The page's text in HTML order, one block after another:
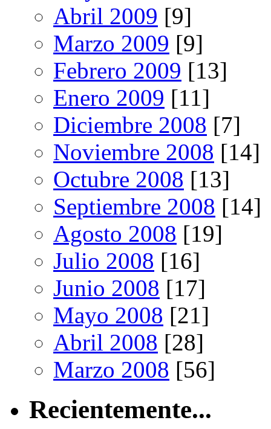
Abril 2009 [9]
Marzo 2009 [9]
Febrero 2009 [13]
Enero 2009 [11]
Diciembre 2008 [7]
Noviembre 2008 [14]
Octubre 2008 [13]
Septiembre 2008 [14]
Agosto 2008 [19]
Julio 2008 [16]
Junio 2008 [17]
Mayo 2008 [21]
Abril 2008 [28]
Marzo 2008 [56]
Recientemente...